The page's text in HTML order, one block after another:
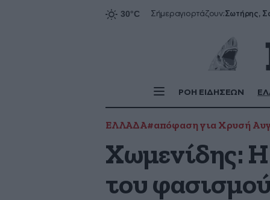
Σήμεραγιορτάζουν:
ΡΟΗ ΕΙΔΗΣΕΩΝ
ΕΛΛΑΔΑ#απόφαση για Χρυσή
Χωμενίδης: Η
του φασισμού